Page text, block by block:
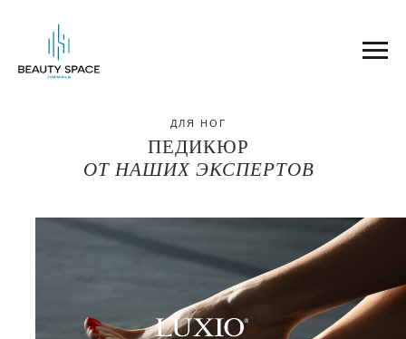
ПЕДИКЮР
ОТ НАШИХ ЭКСПЕРТОВ
ДЛЯ НОГ